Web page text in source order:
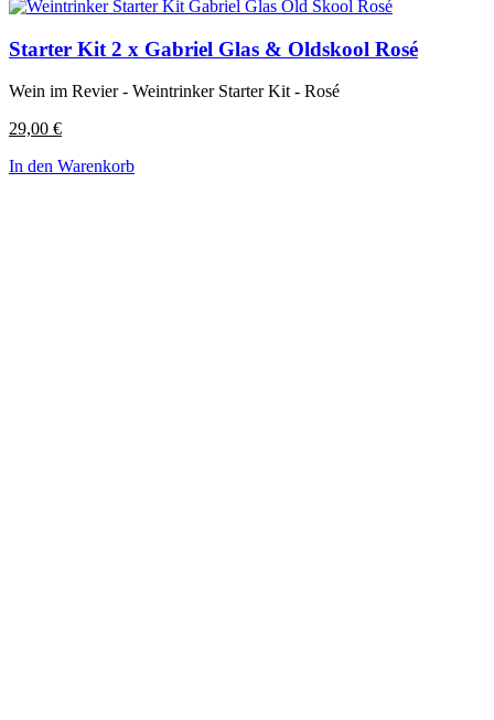
Starter Kit 2 x Gabriel Glas & Oldskool Rosé
Wein im Revier - Weintrinker Starter Kit - Rosé
29,00 €
In den Warenkorb